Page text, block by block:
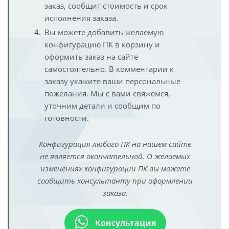
заказ, сообщит стоимость и срок
исполнения заказа.
Вы можете добавить желаемую
конфигурацию ПК в корзину и
оформить заказ на сайте
самостоятельно. В комментарии к
заказу укажите ваши персональные
пожелания. Мы с вами свяжемся,
уточним детали и сообщим по
готовности.
Конфигурация любого ПК на нашем сайте
не является окончательной. О желаемых
изменениях конфигурации ПК вы можете
сообщить консультанту при оформлении
заказа.
Консультация